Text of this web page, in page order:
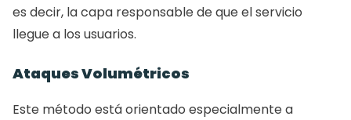
es decir, la capa responsable de que el servicio
llegue a los usuarios.
Ataques Volumétricos